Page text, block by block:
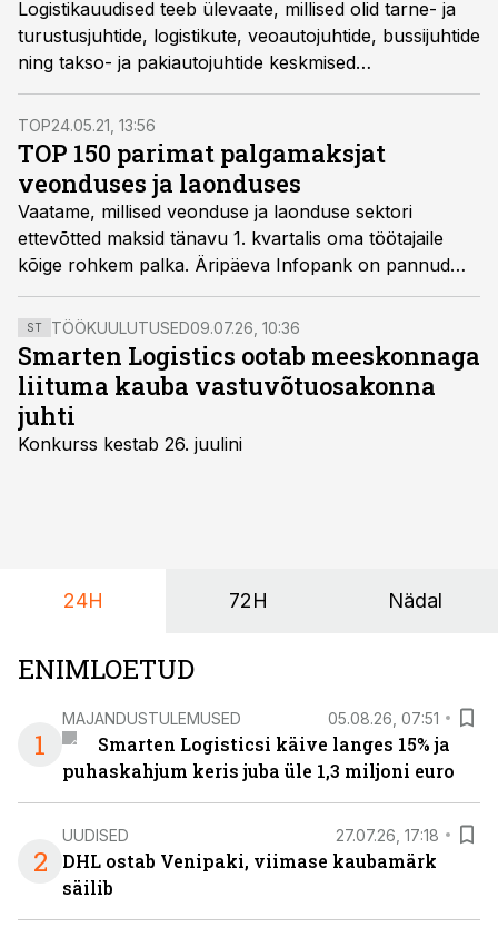
Logistikauudised teeb ülevaate, millised olid tarne- ja
turustusjuhtide, logistikute, veoautojuhtide, bussijuhtide
ning takso- ja pakiautojuhtide keskmised
mediaanpalgad tänavu esimeses kvartalis.
TOP24.05.21, 13:56
TOP 150 parimat palgamaksjat
veonduses ja laonduses
Vaatame, millised veonduse ja laonduse sektori
ettevõtted maksid tänavu 1. kvartalis oma töötajaile
kõige rohkem palka. Äripäeva Infopank on pannud
kokku värsked tulemused ettevõtetest, kus töötab
vähemalt viis inimest, ja pannud nad ritta suurima
keskmise brutokuupalga järgi. Esikohal olevas
ettevõttes makstakse üle 5000 euro.
ST TÖÖKUULUTUSED09.07.26, 10:36
Smarten Logistics ootab meeskonnaga
liituma kauba vastuvõtuosakonna
juhti
Konkurss kestab 26. juulini
24H 72H Nädal
ENIMLOETUD
1
MAJANDUSTULEMUSED 05.08.26, 07:51
Smarten Logisticsi käive langes 15% ja
puhaskahjum keris juba üle 1,3 miljoni euro
2
UUDISED 27.07.26, 17:18
DHL ostab Venipaki, viimase kaubamärk
säilib